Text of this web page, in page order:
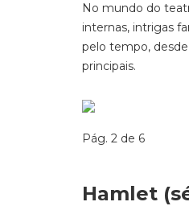
No mundo do
internas, intrigas
pelo tempo,
principais.
Pág. 2 de 6
Hamlet